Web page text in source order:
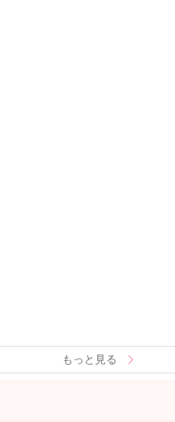
もっと見る